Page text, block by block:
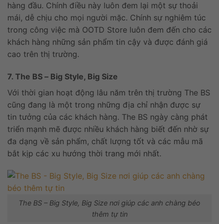
hàng đầu. Chính điều này luôn đem lại một sự thoải
mái, dễ chịu cho mọi người mặc. Chính sự nghiêm túc
trong công việc mà OOTD Store luôn đem đến cho các
khách hàng những sản phẩm tin cậy và được đánh giá
cao trên thị trường.
7. The BS – Big Style, Big Size
Với thời gian hoạt động lâu năm trên thị trường The BS
cũng đang là một trong những địa chỉ nhận được sự
tin tưởng của các khách hàng. The BS ngày càng phát
triển mạnh mẽ được nhiều khách hàng biết đến nhờ sự
đa dạng về sản phẩm, chất lượng tốt và các mẫu mã
bắt kịp các xu hướng thời trang mới nhất.
The BS – Big Style, Big Size nơi giúp các anh chàng béo
thêm tự tin